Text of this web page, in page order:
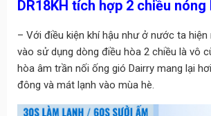
DR18KH tích hợp 2 chiều nóng
– Với điều kiện khí hậu như ở nước ta hiện
vào sử dụng dòng điều hòa 2 chiều là vô
hòa âm trần nối ống gió Dairry mang lại
đông và mát lạnh vào mùa hè.